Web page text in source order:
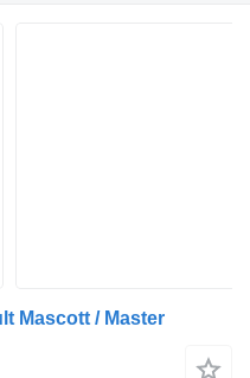
Mascott / Master